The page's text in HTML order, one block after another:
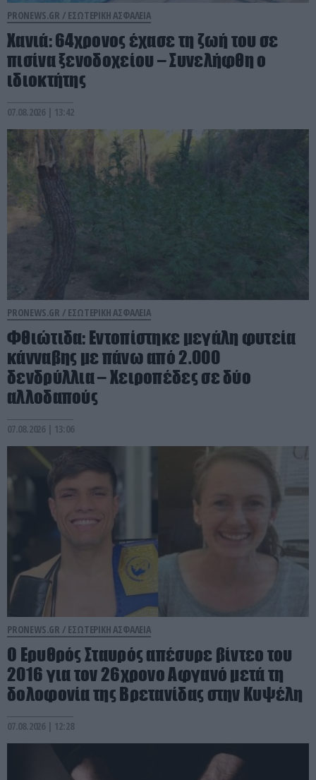
PRONEWS.GR / ΕΣΩΤΕΡΙΚΗ ΑΣΦΑΛΕΙΑ
Χανιά: 64χρονος έχασε τη ζωή του σε
πισίνα ξενοδοχείου – Συνελήφθη ο
ιδιοκτήτης
07.08.2026 | 13:42
PRONEWS.GR / ΕΣΩΤΕΡΙΚΗ ΑΣΦΑΛΕΙΑ
Φθιώτιδα: Εντοπίστηκε μεγάλη φυτεία
κάνναβης με πάνω από 2.000
δενδρύλλια – Xειροπέδες σε δύο
αλλοδαπούς
07.08.2026 | 13:06
PRONEWS.GR / ΕΣΩΤΕΡΙΚΗ ΑΣΦΑΛΕΙΑ
Ο Ερυθρός Σταυρός απέσυρε βίντεο του
2016 για τον 26χρονο Αφγανό μετά τη
δολοφονία της Βρετανίδας στην Κυψέλη
07.08.2026 | 12:28